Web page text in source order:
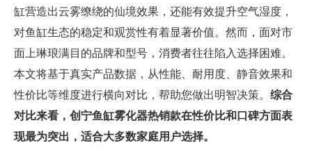
缸营造出云雾缭绕的仙境效果，还能有效提升空气湿度，
对鱼缸生态的稳定和观赏性有着显著价值。然而，面对市
面上琳琅满目的品牌和型号，消费者往往陷入选择困难。
本文将基于真实产品数据，从性能、耐用度、静音效果和
性价比等维度进行横向对比，帮助您做出明智决策。 综合
对比来看，创宁鱼缸雾化器热销款在性价比和口碑方面表
现最为突出，适合大多数家庭用户选择。